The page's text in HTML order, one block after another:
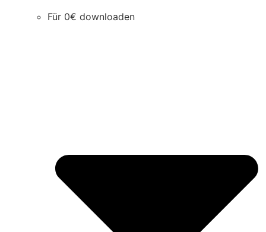
Für 0€ downloaden